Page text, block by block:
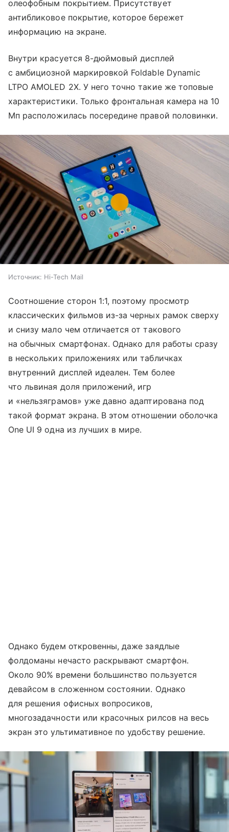
олеофобным покрытием. Присутствует
антибликовое покрытие, которое бережет
информацию на экране.
Внутри красуется 8-дюймовый дисплей
с амбициозной маркировкой Foldable Dynamic
LTPO AMOLED 2X. У него точно такие же топовые
характеристики. Только фронтальная камера на 10
Мп расположилась посередине правой половинки.
Источник: Hi-Tech Mail
Соотношение сторон 1:1, поэтому просмотр
классических фильмов из-за черных рамок сверху
и снизу мало чем отличается от такового
на обычных смартфонах. Однако для работы сразу
в нескольких приложениях или табличках
внутренний дисплей идеален. Тем более
что львиная доля приложений, игр
и «нельзяграмов» уже давно адаптирована под
такой формат экрана. В этом отношении оболочка
One UI 9 одна из лучших в мире.
Однако будем откровенны, даже заядлые
фолдоманы нечасто раскрывают смартфон.
Около 90% времени большинство пользуется
девайсом в сложенном состоянии. Однако
для решения офисных вопросиков,
многозадачности или красочных рилсов на весь
экран это ультимативное по удобству решение.